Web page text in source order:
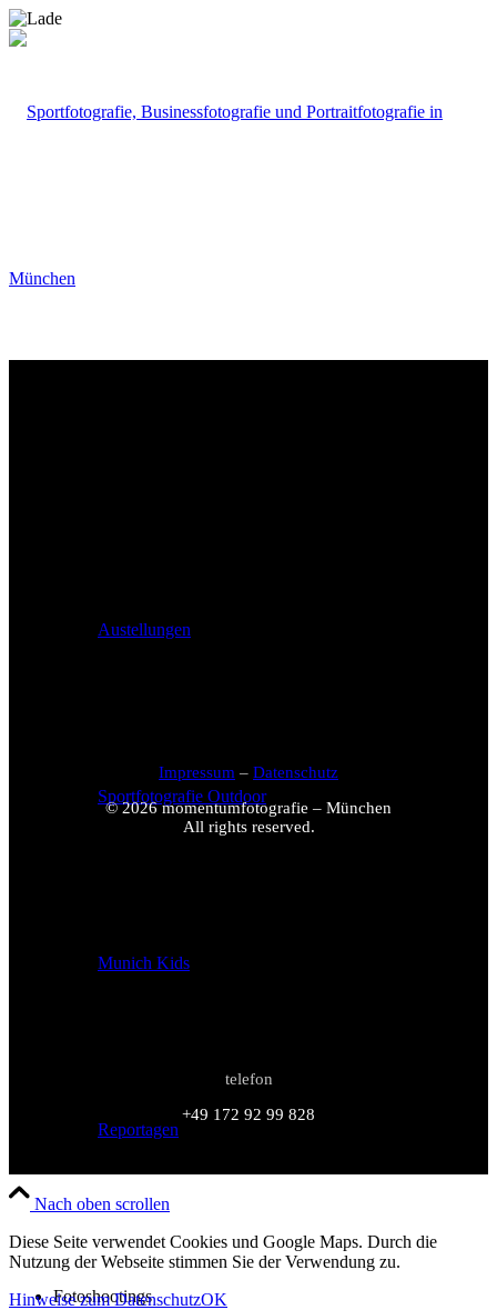
Austellungen
Sportfotografie Outdoor
Munich Kids
Reportagen
Fotoshootings
Impressum – Datenschutz
© 2026 momentumfotografie – München
All rights reserved.
telefon
+49 172 92 99 828
Nach oben scrollen
Diese Seite verwendet Cookies und Google Maps. Durch die
Nutzung der Webseite stimmen Sie der Verwendung zu.
Hinweise zum DatenschutzOK